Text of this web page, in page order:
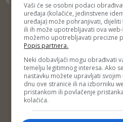
Copyright © 2014
Impressum
Kontakt
O
Vaši će se osobni podaci
uređaja (kolačiće, jedinstvene
uređaja) može pohranjivati,
ili ih može upotrebljavati ova
možemo upotrebljavati precizne
Popis partnera.
Neki dobavljači mogu obrađivati
temelju legitimnog interesa. Ako
nastavku možete upravljati
dnu ove stranice ili na izborniku
pristankom ili povlačenje
kolačića.